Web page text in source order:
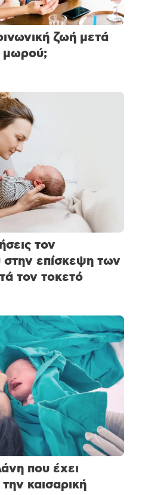
ζωή μετά
μωρού;
τον
στην επίσκεψη των
τον τοκετό
που έχει
καισαρική